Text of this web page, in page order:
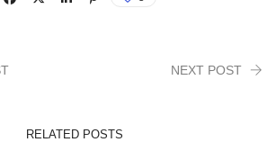
NEXT POST
RELATED POSTS